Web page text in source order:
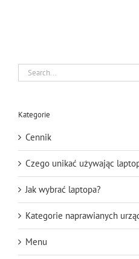
Search
for:
Kategorie
Cennik
Czego unikać używając
Jak wybrać laptopa?
Kategorie naprawianych
Menu